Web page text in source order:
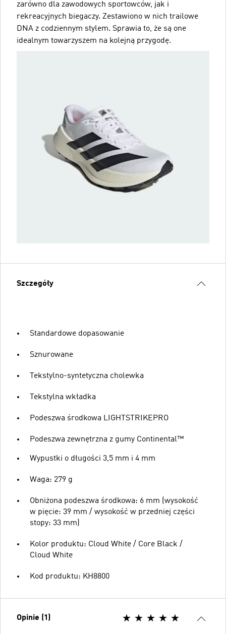
zarówno dla zawodowych sportowców, jak i
rekreacyjnych biegaczy. Zestawiono w nich trailowe
DNA z codziennym stylem. Sprawia to, że są one
idealnym towarzyszem na kolejną przygodę.
Szczegóły
Standardowe dopasowanie
Sznurowane
Tekstylno-syntetyczna cholewka
Tekstylna wkładka
Podeszwa środkowa LIGHTSTRIKEPRO
Podeszwa zewnętrzna z gumy Continental™
Wypustki o długości 3,5 mm i 4 mm
Waga: 279 g
Obniżona podeszwa środkowa: 6 mm (wysokość
w pięcie: 39 mm / wysokość w przedniej części
stopy: 33 mm)
Kolor produktu: Cloud White / Core Black /
Cloud White
Kod produktu: KH8800
Opinie (1)